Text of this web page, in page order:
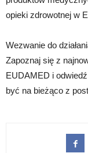
opieki zdrowotnej w
Wezwanie do
Zapoznaj się z
EUDAMED i
być na bieżąco z